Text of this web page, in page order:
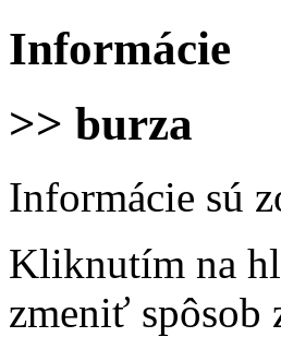
Informácie
>> burza
Informácie sú
Kliknutím na
zmeniť spôsob